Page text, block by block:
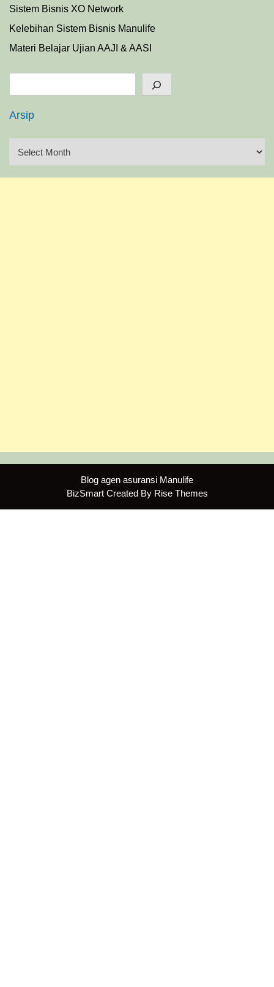
Sistem Bisnis XO Network
Kelebihan Sistem Bisnis Manulife
Materi Belajar Ujian AAJI & AASI
Arsip
Blog agen asuransi Manulife
BizSmart Created By Rise Themes